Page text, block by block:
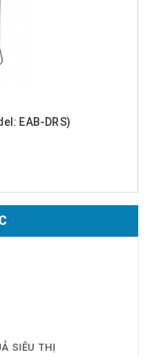
EAB-DRS)
SIÊU THỊ